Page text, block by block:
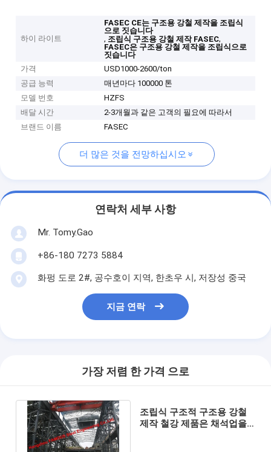
하이 라이트
FASEC CE는 구조용 강철 제작을 조립식
으로 짓습니다
, 조립식 구조용 강철 제작 FASEC,
FASEC은 구조용 강철 제작을 조립식으로
짓습니다
가격
USD1000-2600/ton
공급 능력
매년마다 100000 톤
모델 번호
HZFS
배달 시간
2-3개월과 같은 고객의 필요에 따라서
브랜드 이름
FASEC
더 많은 것을 전망하십시오
연락처 세부 사항
Mr. Tomy.Gao
+86-180 7273 5884
화펑 도로 2#, 공수호이 지역, 한초우 시, 저장성 중국
지금 연락
가장 저렴 한 가격 으로
조립식 구조적 구조용 강철
제작 철강 제품은 채석업을